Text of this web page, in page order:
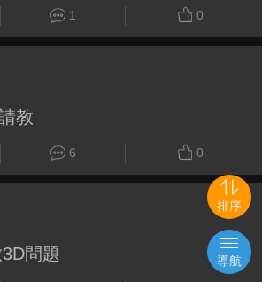
1 0
教
6 0
問題
排序
導航